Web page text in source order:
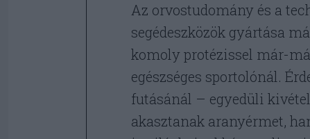
Az orvostudomány és a
segédeszközök gyártása
komoly protézissel már-
egészséges sportolónál.
futásánál – egyedüli
akasztanak aranyérmet,